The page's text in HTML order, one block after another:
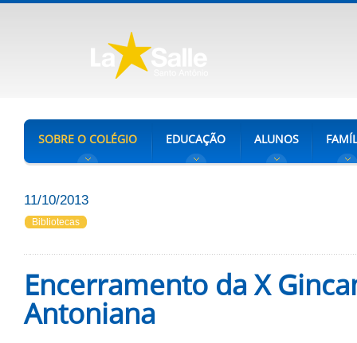
SOBRE O COLÉGIO EDUCAÇÃO ALUNOS
11/10/2013
Bibliotecas
Encerramento da X
Antoniana